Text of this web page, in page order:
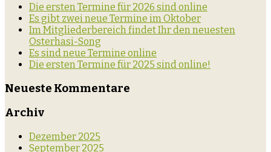
Die ersten Termine für 2026 sind online
Es gibt zwei neue Termine im Oktober
Im Mitgliederbereich findet Ihr den neuesten
Osterhasi-Song
Es sind neue Termine online
Die ersten Termine für 2025 sind online!
Neueste Kommentare
Archiv
Dezember 2025
September 2025